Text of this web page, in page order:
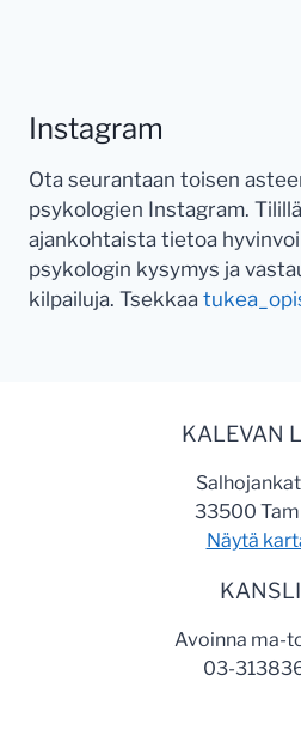
Instagram
Ota seurantaan toisen
psykologien Instagram.
ajankohtaista tietoa
psykologin kysymys ja
kilpailuja. Tsekkaa
KALEVAN
33500
Näytä
Avoinna ma-
03-